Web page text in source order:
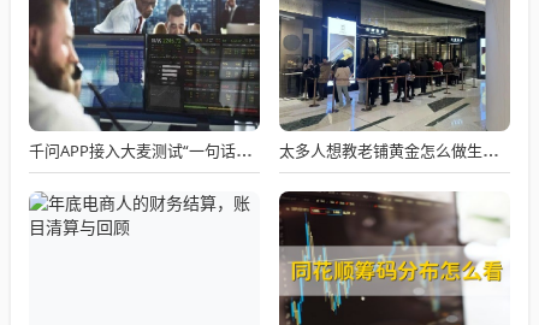
千问APP接入大麦测试“一句话买电影票” 太多人想教老铺黄金怎么做生意了